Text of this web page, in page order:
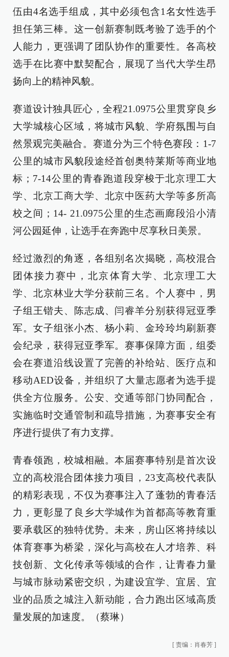
伍由4名选手组成，其中必须包含1名女性选手
担任第三棒。这一创新赛制既考验了选手的个
人能力，更强调了团队协作的重要性。各高校
选手在比赛中默契配合，展现了当代大学生昂
扬向上的精神风貌。
赛道设计独具匠心，全程21.0975公里贯穿良乡
大学城核心区域，将城市风貌、学府氛围与自
然景观完美融合。赛道分为三个特色赛段：1-7
公里的城市风貌段途经首创奥特莱斯等商业地
标；7-14公里的青春跑道段穿梭于北京理工大
学、北京工商大学、北京中医药大学等多所高
校之间；14- 21.0975公里的生态画廊段沿小清
河公园延伸，让选手在奔跑中尽享秋日美景。
经过激烈的角逐，各组别名次揭晓，高校混合
团体接力赛中，北京体育大学、北京理工大
学、北京林业大学分获前三名。个人赛中，男
子组王锴夫、陈志成、闫睿羊分别获得冠亚季
军。女子组张小杰、杨小莉、金玲玲均刷新赛
会纪录，获得冠亚季军。赛事保障方面，组委
会在赛道沿线设置了完善的补给站、医疗点和
移动AED设备，并组织了大量志愿者为选手提
供全方位服务。公安、交通等部门协同配合，
实施临时交通管制和疏导措施，为赛事安全有
序进行提供了有力支撑。
青春领跑，校城相融。本届赛事特别是首次设
立的高校混合团体接力项目，23支高校代表队
的精彩表现，不仅为赛事注入了蓬勃的青春活
力，更彰显了良乡大学城作为首都高等教育重
要承载区的独特优势。未来，房山区将持续以
体育赛事为桥梁，深化与高校在人才培养、科
技创新、文化传承等领域的合作，让青春力量
与城市脉动紧密交织，为建设宜学、宜居、宜
业的品质之城注入新动能，合力跑出区域高质
量发展的加速度。（蔡琳）
[ 责编：肖春芳 ]